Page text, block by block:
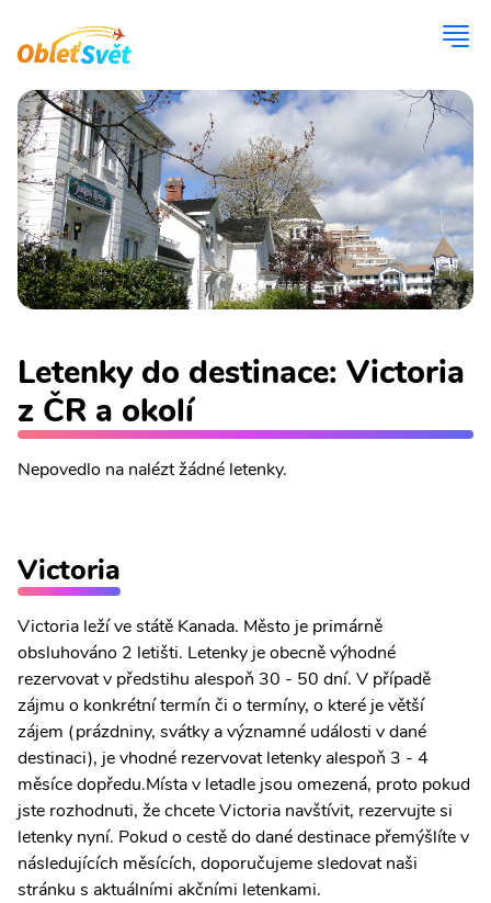
Letenky do destinace: Victoria
z ČR a okolí
Nepovedlo na nalézt žádné letenky.
Victoria
Victoria leží ve státě Kanada. Město je primárně
obsluhováno 2 letišti. Letenky je obecně výhodné
rezervovat v předstihu alespoň 30 - 50 dní. V případě
zájmu o konkrétní termín či o termíny, o které je větší
zájem (prázdniny, svátky a významné události v dané
destinaci), je vhodné rezervovat letenky alespoň 3 - 4
měsíce dopředu.Místa v letadle jsou omezená, proto pokud
jste rozhodnuti, že chcete Victoria navštívit, rezervujte si
letenky nyní. Pokud o cestě do dané destinace přemýšlíte v
následujících měsících, doporučujeme sledovat naši
stránku s aktuálními akčními letenkami.